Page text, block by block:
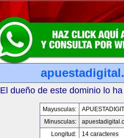
El dueño de este dominio lo
Mayusculas:
Minusculas:
Longitud:
14 caracteres